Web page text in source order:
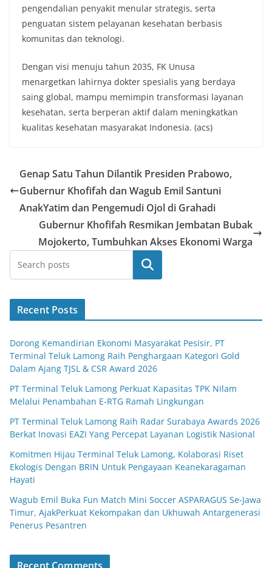
pengendalian penyakit menular strategis, serta
penguatan sistem pelayanan kesehatan berbasis
komunitas dan teknologi.
Dengan visi menuju tahun 2035, FK Unusa
menargetkan lahirnya dokter spesialis yang berdaya
saing global, mampu memimpin transformasi layanan
kesehatan, serta berperan aktif dalam meningkatkan
kualitas kesehatan masyarakat Indonesia. (acs)
Genap Satu Tahun Dilantik Presiden Prabowo,
Gubernur Khofifah dan Wagub Emil Santuni
AnakYatim dan Pengemudi Ojol di Grahadi
Gubernur Khofifah Resmikan Jembatan Bubak
Mojokerto, Tumbuhkan Akses Ekonomi Warga
Search
Recent Posts
Dorong Kemandirian Ekonomi Masyarakat Pesisir, PT
Terminal Teluk Lamong Raih Penghargaan Kategori Gold
Dalam Ajang TJSL & CSR Award 2026
PT Terminal Teluk Lamong Perkuat Kapasitas TPK Nilam
Melalui Penambahan E-RTG Ramah Lingkungan
PT Terminal Teluk Lamong Raih Radar Surabaya Awards 2026
Berkat Inovasi EAZI Yang Percepat Layanan Logistik Nasional
Komitmen Hijau Terminal Teluk Lamong, Kolaborasi Riset
Ekologis Dengan BRIN Untuk Pengayaan Keanekaragaman
Hayati
Wagub Emil Buka Fun Match Mini Soccer ASPARAGUS Se-Jawa
Timur, AjakPerkuat Kekompakan dan Ukhuwah Antargenerasi
Penerus Pesantren
Recent Comments